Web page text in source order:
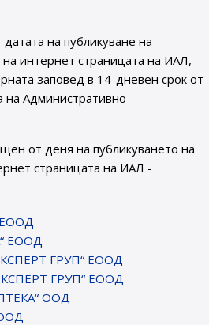
на публикуване на
интернет страницата на ИАЛ,
заповед в 14-дневен срок от
Административно-
от деня на публикуването на
страницата на ИАЛ -
ЕООД
ГРУП“ ЕООД
ГРУП“ ЕООД
ООД